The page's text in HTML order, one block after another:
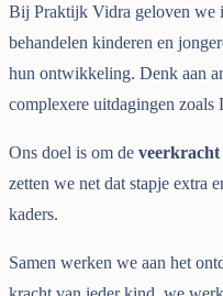
Bij Praktijk Vidra geloven we
behandelen kinderen en
hun ontwikkeling. Denk aan
complexere uitdagingen
Ons doel is om de veerkracht
zetten we net dat stapje extra
kaders.
Samen werken we aan het